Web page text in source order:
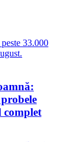
complet